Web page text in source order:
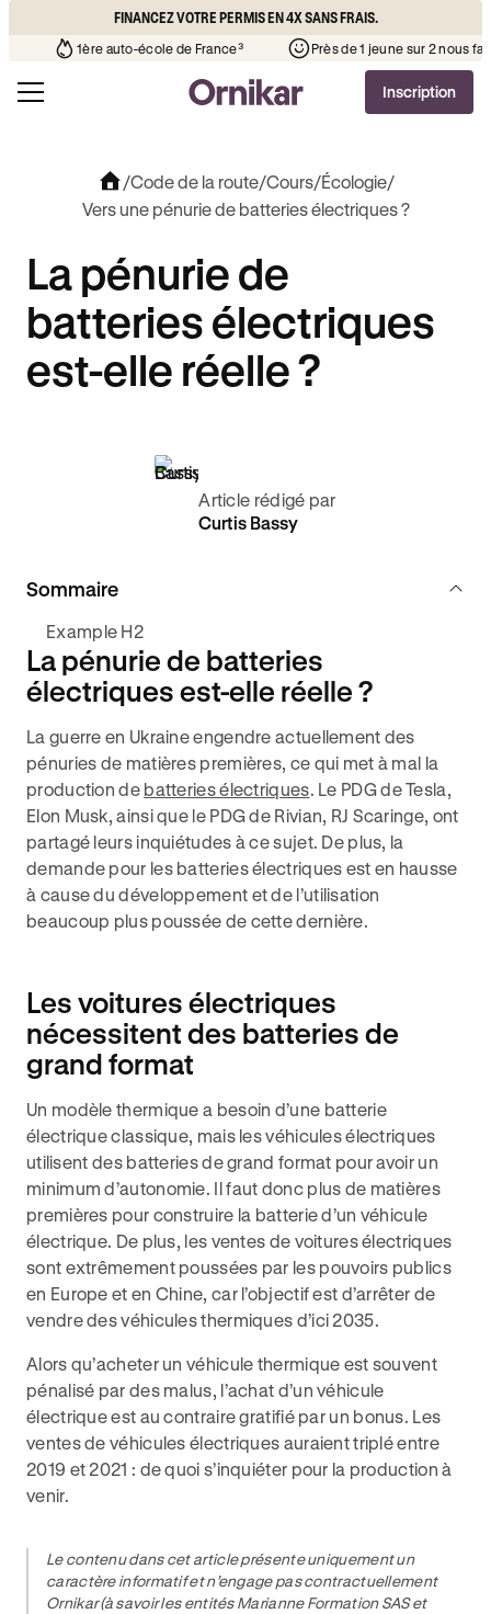
FINANCEZ VOTRE PERMIS EN 4X SANS FRAIS.
que l’auto-école de votre quartier¹ 1ère auto-école de France³
Inscription
/Code de la route/Cours/Écologie/
Vers une pénurie de batteries électriques ?
La pénurie de
batteries électriques
est-elle réelle ?
Article rédigé par
Curtis Bassy
Sommaire
Example H2
La pénurie de batteries
électriques est-elle réelle ?
La guerre en Ukraine engendre actuellement des
pénuries de matières premières, ce qui met à mal la
production de batteries électriques. Le PDG de Tesla,
Elon Musk, ainsi que le PDG de Rivian, RJ Scaringe, ont
partagé leurs inquiétudes à ce sujet. De plus, la
demande pour les batteries électriques est en hausse
à cause du développement et de l’utilisation
beaucoup plus poussée de cette dernière.
Les voitures électriques
nécessitent des batteries de
grand format
Un modèle thermique a besoin d’une batterie
électrique classique, mais les véhicules électriques
utilisent des batteries de grand format pour avoir un
minimum d’autonomie. Il faut donc plus de matières
premières pour construire la batterie d’un véhicule
électrique. De plus, les ventes de voitures électriques
sont extrêmement poussées par les pouvoirs publics
en Europe et en Chine, car l’objectif est d’arrêter de
vendre des véhicules thermiques d’ici 2035.
Alors qu’acheter un véhicule thermique est souvent
pénalisé par des malus, l’achat d’un véhicule
électrique est au contraire gratifié par un bonus. Les
ventes de véhicules électriques auraient triplé entre
2019 et 2021 : de quoi s’inquiéter pour la production à
venir.
Le contenu dans cet article présente uniquement un
caractère informatif et n’engage pas contractuellement
Ornikar (à savoir les entités Marianne Formation SAS et